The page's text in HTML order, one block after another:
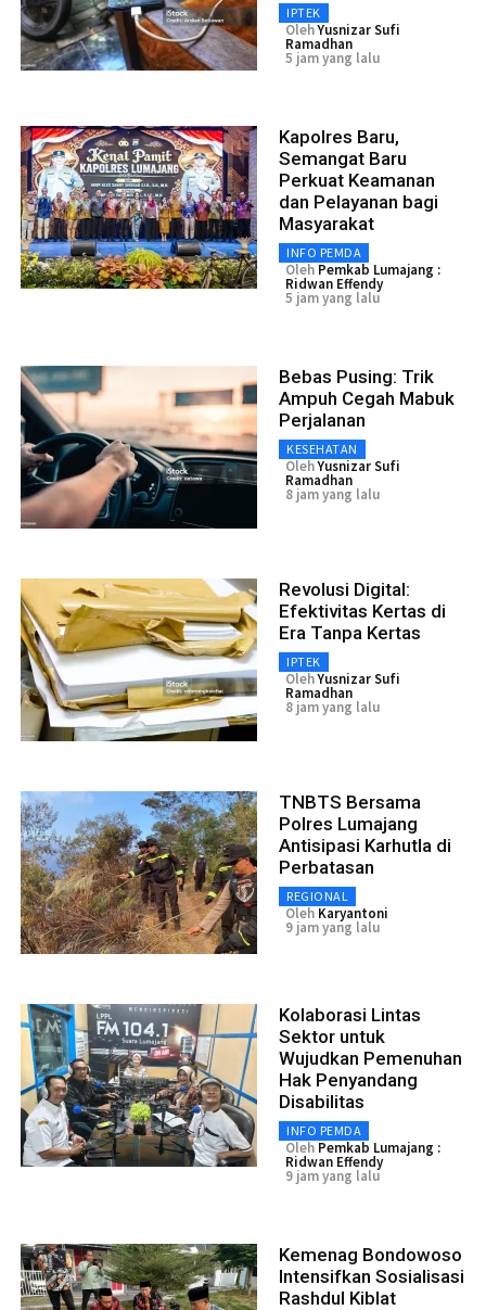
IPTEK
OlehYusnizar Sufi
Ramadhan
5 jam yang lalu
Kapolres Baru,
Semangat Baru
Perkuat Keamanan
dan Pelayanan bagi
Masyarakat
INFO PEMDA
Oleh Pemkab Lumajang :
Ridwan Effendy
5 jam yang lalu
Bebas Pusing: Trik
Ampuh Cegah Mabuk
Perjalanan
KESEHATAN
OlehYusnizar Sufi
Ramadhan
8 jam yang lalu
Revolusi Digital:
Efektivitas Kertas di
Era Tanpa Kertas
IPTEK
OlehYusnizar Sufi
Ramadhan
8 jam yang lalu
TNBTS Bersama
Polres Lumajang
Antisipasi Karhutla di
Perbatasan
REGIONAL
Oleh Karyantoni
9 jam yang lalu
Kolaborasi Lintas
Sektor untuk
Wujudkan Pemenuhan
Hak Penyandang
Disabilitas
INFO PEMDA
Oleh Pemkab Lumajang :
Ridwan Effendy
9 jam yang lalu
Kemenag Bondowoso
Intensifkan Sosialisasi
Rashdul Kiblat